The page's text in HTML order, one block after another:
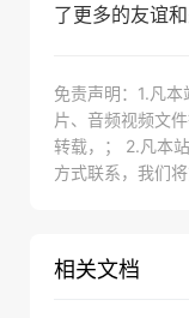
了更多的友谊和
免责声明：1.凡本
片、音频视频文
转载，； 2.凡本
方式联系，我们将
相关文档